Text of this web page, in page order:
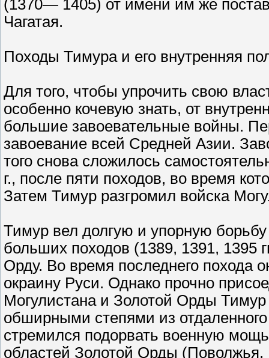
(1370— 1405) от имени им же
Чагатая.
Походы Тимура и его внутренняя
Для того, чтобы упрочить свою
особенно кочевую знать, от
большие завоевательные войны.
завоевание всей Средней Азии.
того снова сложилось
г., после пяти походов, во время
Затем Тимур разгромил войска
Тимур вел долгую и упорную
больших походов (1389, 1391, 1395
Орду. Во время последнего похода
окраину Руси. Однако прочно
Могулистана и Золотой Орды
обширными степями из
стремился подорвать военную
областей Золотой Орды